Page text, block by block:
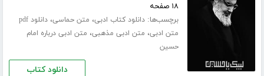
۱۸ صفحه
برچسب‌ها:دانلود کتاب ادبی، متن حماسی،
دانلود pdf
متن ادبی، متن ادبی مذهبی، متن ادبی درباره امام
حسین
دانلود کتاب